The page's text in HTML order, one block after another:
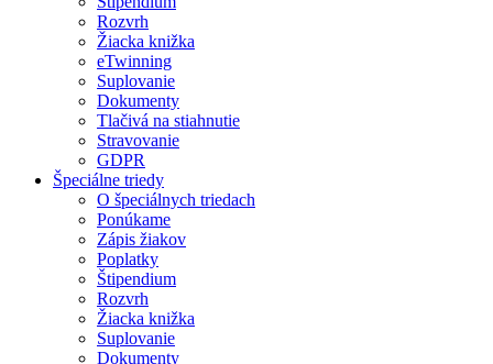
Rozvrh
Žiacka knižka
eTwinning
Suplovanie
Dokumenty
Tlačivá na stiahnutie
Stravovanie
GDPR
Špeciálne triedy
O špeciálnych triedach
Ponúkame
Zápis žiakov
Poplatky
Štipendium
Rozvrh
Žiacka knižka
Suplovanie
Dokumenty